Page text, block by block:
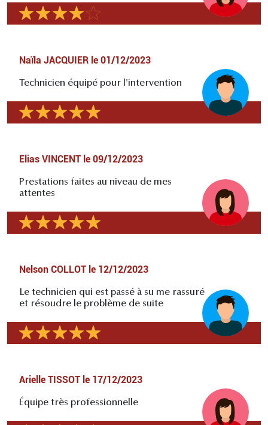
Naïla JACQUIER le 01/12/2023
Technicien équipé pour l'intervention
Elias VINCENT le 09/12/2023
Prestations faites au niveau de mes
attentes
Nelson COLLOT le 12/12/2023
Le technicien qui est passé à su me rassuré
et résoudre le problème de suite
Arielle TISSOT le 17/12/2023
Équipe très professionnelle